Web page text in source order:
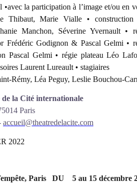
•avec la participation à l’image et/ou
Thibaut, Marie Vialle • construction
Manchon, Séverine Yvernault
Frédéric Godignon & Pascal Gelmi •
Pascal Gelmi • régie plateau Léo
Laurent Lureault • stagiaires
Rémy, Léa Peguy, Leslie Bouchou-
la Cité internationale
Paris
accueil@theatredelacite.com
2022
Paris
DU 5 au 15 décembre